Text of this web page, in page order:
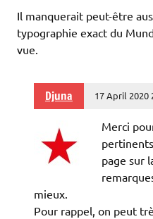
Il manquerait peut-être
typographie exact du
vue.
Djuna 17 April 2020
Merci
page sur
mieux.
Pour rappel, on peut